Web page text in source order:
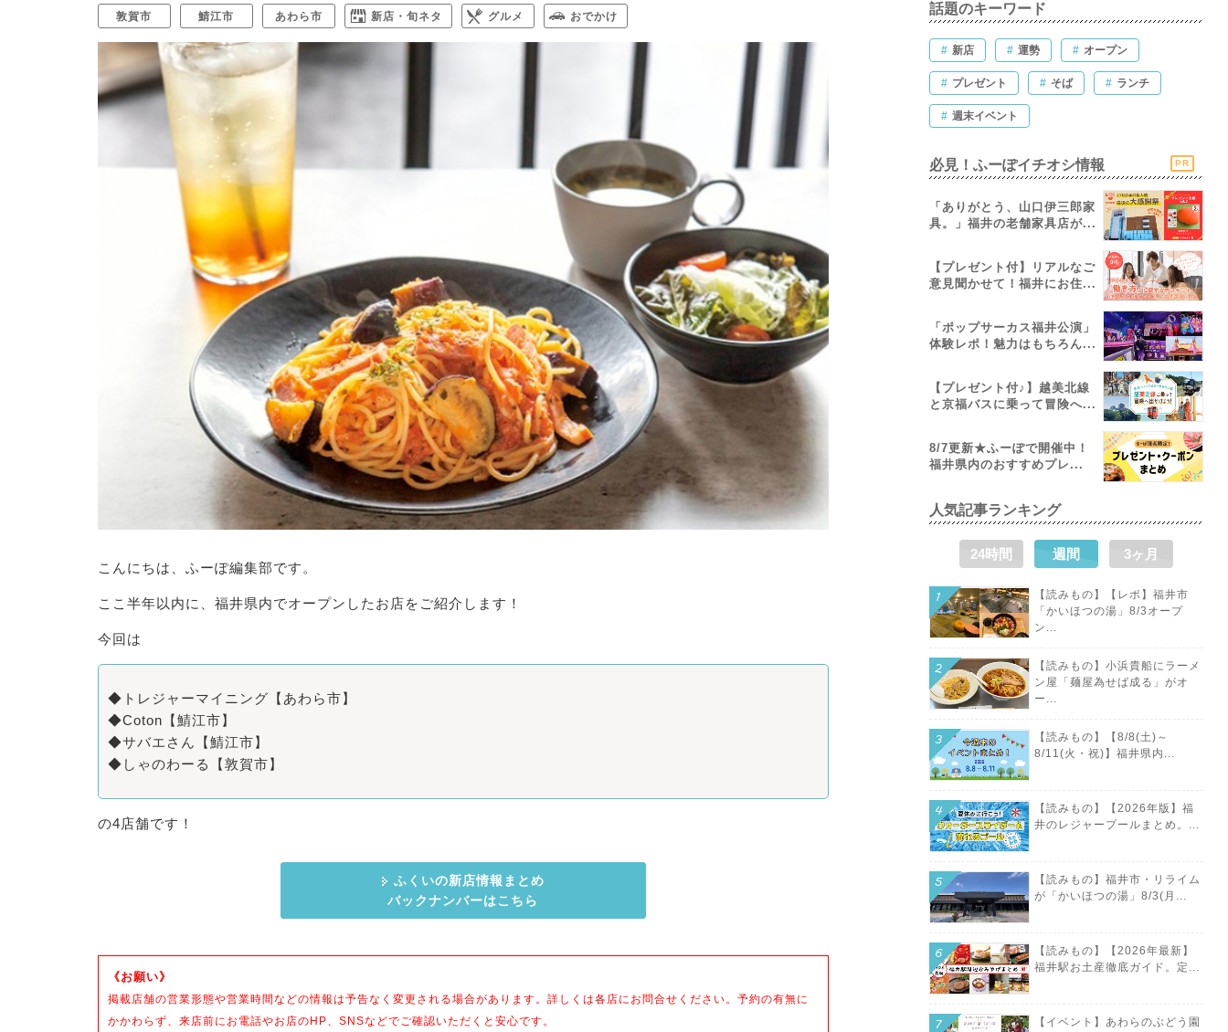
敦賀市 鯖江市 あわら市 新店・旬ネタ グルメ おでかけ
こんにちは、ふーぽ編集部です。
ここ半年以内に、福井県内でオープンしたお店をご紹介します！
今回は
◆トレジャーマイニング【あわら市】
◆Coton【鯖江市】
◆サバエさん【鯖江市】
◆しゃのわーる【敦賀市】
の4店舗です！
ふくいの新店情報まとめ
バックナンバーはこちら
《お願い》
掲載店舗の営業形態や営業時間などの情報は予告なく変更される場合があります。詳しくは各店にお問合せください。予約の有無に
かかわらず、来店前にお電話やお店のHP、SNSなどでご確認いただくと安心です。
話題のキーワード
# 新店 # 運勢 # オープン
# プレゼント # そば # ランチ
# 週末イベント
必見！ふーぽイチオシ情報 PR
「ありがとう、山口伊三郎家
具。」福井の老舗家具店が...
【プレゼント付】リアルなご
意見聞かせて！福井にお住...
「ポップサーカス福井公演」
体験レポ！魅力はもちろん...
【プレゼント付♪】越美北線
と京福バスに乗って冒険へ...
8/7更新★ふーぽで開催中！
福井県内のおすすめプレ...
人気記事ランキング
24時間 週間 3ヶ月
【読みもの】【レポ】福井市
「かいほつの湯」8/3オープ
ン...
【読みもの】小浜貴船にラーメ
ン屋「麺屋為せば成る」がオ
ー...
【読みもの】【8/8(土)～
8/11(火・祝)】福井県内...
【読みもの】【2026年版】福
井のレジャープールまとめ。...
【読みもの】福井市・リライム
が「かいほつの湯」8/3(月...
【読みもの】【2026年最新】
福井駅お土産徹底ガイド。定...
【イベント】あわらのぶどう園